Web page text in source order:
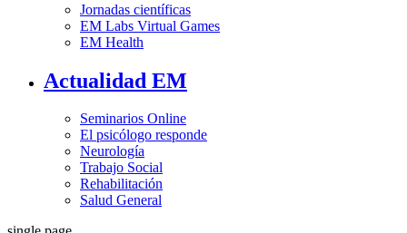
Jornadas científicas
EM Labs Virtual Games
EM Health
Actualidad EM
Seminarios Online
El psicólogo responde
Neurología
Trabajo Social
Rehabilitación
Salud General